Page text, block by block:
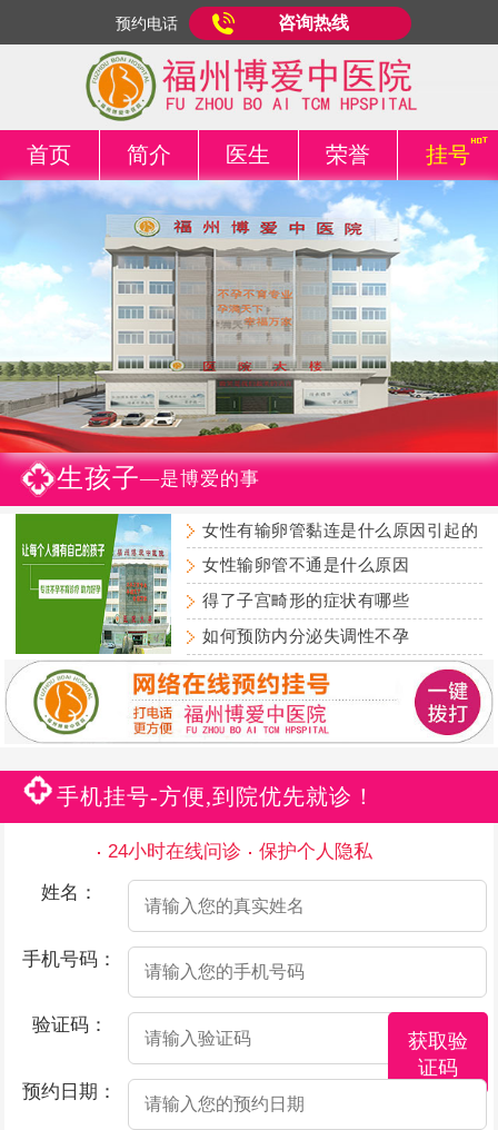
预约电话 咨询热线
首页 简介 医生 荣誉 挂号
生孩子—是博爱的事
女性有输卵管黏连是什么原因引起的
女性输卵管不通是什么原因
得了子宫畸形的症状有哪些
如何预防内分泌失调性不孕
手机挂号-方便,到院优先就诊！
24小时在线问诊
保护个人隐私
姓名：
手机号码：
验证码：
获取验
证码
预约日期：